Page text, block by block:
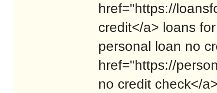
href="https://
credit</a> loans
personal loan no
href="https://
no credit check</